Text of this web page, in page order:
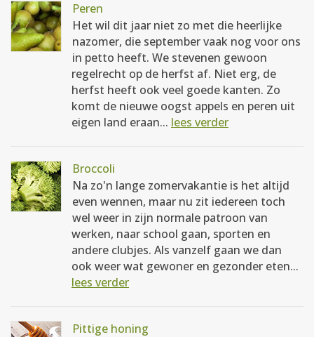
Peren
Het wil dit jaar niet zo met die heerlijke
nazomer, die september vaak nog voor ons
in petto heeft. We stevenen gewoon
regelrecht op de herfst af. Niet erg, de
herfst heeft ook veel goede kanten. Zo
komt de nieuwe oogst appels en peren uit
eigen land eraan... lees verder
Broccoli
Na zo'n lange zomervakantie is het altijd
even wennen, maar nu zit iedereen toch
wel weer in zijn normale patroon van
werken, naar school gaan, sporten en
andere clubjes. Als vanzelf gaan we dan
ook weer wat gewoner en gezonder eten...
lees verder
Pittige honing